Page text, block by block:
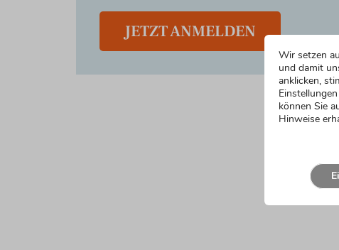
JETZT ANMELDEN
Wir setzen
und damit
anklicken,
können Sie
Hinweise